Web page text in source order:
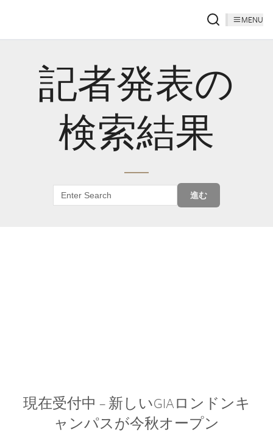
MENU
記者発表の
検索結果
進む
現在受付中 – 新しいGIAロンドンキ
ャンパスが今秋オープン